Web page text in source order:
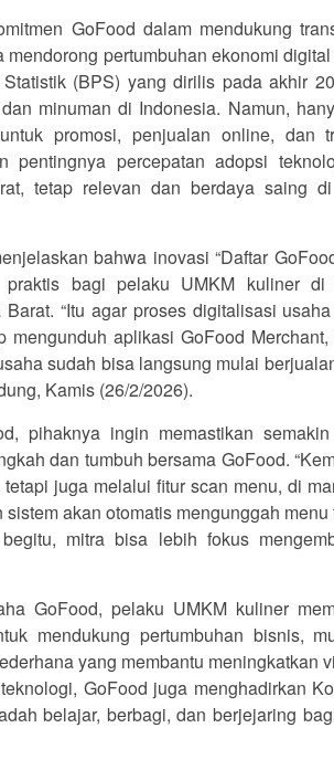
GoFood dalam mendukung
pertumbuhan ekonomi
(BPS) yang dirilis pada akhir
minuman di Indonesia. Namun,
promosi, penjualan online, dan
pentingnya percepatan adopsi
tetap relevan dan berdaya saing
bahwa inovasi “Daftar
bagi pelaku UMKM kuliner di
“Itu agar proses digitalisasi
aplikasi GoFood Merchant,
sudah bisa langsung mulai
Kamis (26/2/2026).
pihaknya ingin memastikan
dan tumbuh bersama GoFood.
juga melalui fitur scan menu, di
akan otomatis mengunggah menu
mitra bisa lebih fokus
GoFood, pelaku UMKM kuliner
mendukung pertumbuhan bisnis,
yang membantu meningkatkan
GoFood juga menghadirkan
belajar, berbagi, dan berjejaring